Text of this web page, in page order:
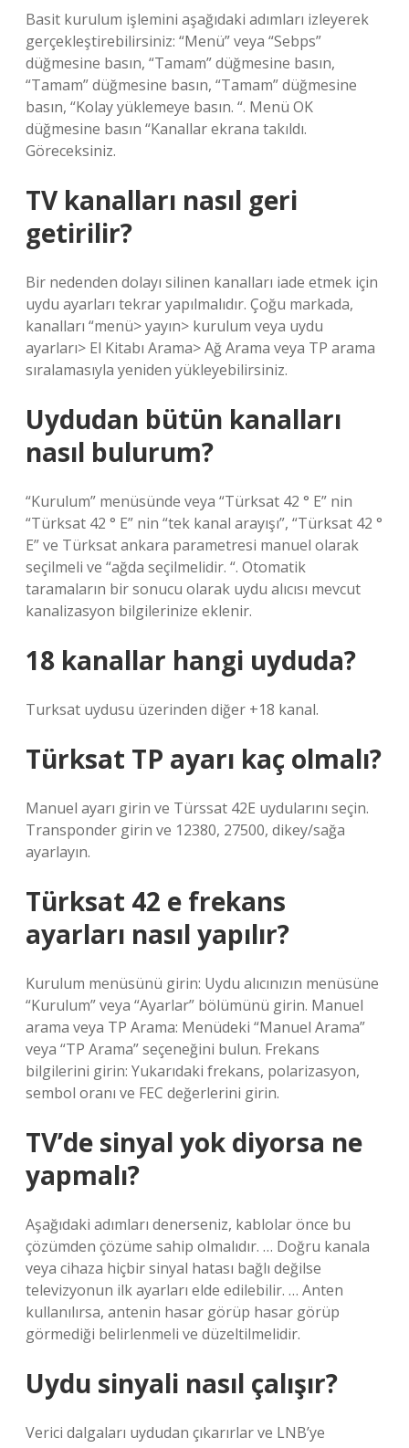
Basit kurulum işlemini aşağıdaki adımları izleyerek
gerçekleştirebilirsiniz: “Menü” veya “Sebps”
düğmesine basın, “Tamam” düğmesine basın,
“Tamam” düğmesine basın, “Tamam” düğmesine
basın, “Kolay yüklemeye basın. “. Menü OK
düğmesine basın “Kanallar ekrana takıldı.
Göreceksiniz.
TV kanalları nasıl geri
getirilir?
Bir nedenden dolayı silinen kanalları iade etmek için
uydu ayarları tekrar yapılmalıdır. Çoğu markada,
kanalları “menü> yayın> kurulum veya uydu
ayarları> El Kitabı Arama> Ağ Arama veya TP arama
sıralamasıyla yeniden yükleyebilirsiniz.
Uydudan bütün kanalları
nasıl bulurum?
“Kurulum” menüsünde veya “Türksat 42 ° E” nin
“Türksat 42 ° E” nin “tek kanal arayışı”, “Türksat 42 °
E” ve Türksat ankara parametresi manuel olarak
seçilmeli ve “ağda seçilmelidir. “. Otomatik
taramaların bir sonucu olarak uydu alıcısı mevcut
kanalizasyon bilgilerinize eklenir.
18 kanallar hangi uyduda?
Turksat uydusu üzerinden diğer +18 kanal.
Türksat TP ayarı kaç olmalı?
Manuel ayarı girin ve Türssat 42E uydularını seçin.
Transponder girin ve 12380, 27500, dikey/sağa
ayarlayın.
Türksat 42 e frekans
ayarları nasıl yapılır?
Kurulum menüsünü girin: Uydu alıcınızın menüsüne
“Kurulum” veya “Ayarlar” bölümünü girin. Manuel
arama veya TP Arama: Menüdeki “Manuel Arama”
veya “TP Arama” seçeneğini bulun. Frekans
bilgilerini girin: Yukarıdaki frekans, polarizasyon,
sembol oranı ve FEC değerlerini girin.
TV’de sinyal yok diyorsa ne
yapmalı?
Aşağıdaki adımları denerseniz, kablolar önce bu
çözümden çözüme sahip olmalıdır. … Doğru kanala
veya cihaza hiçbir sinyal hatası bağlı değilse
televizyonun ilk ayarları elde edilebilir. … Anten
kullanılırsa, antenin hasar görüp hasar görüp
görmediği belirlenmeli ve düzeltilmelidir.
Uydu sinyali nasıl çalışır?
Verici dalgaları uydudan çıkarırlar ve LNB’ye